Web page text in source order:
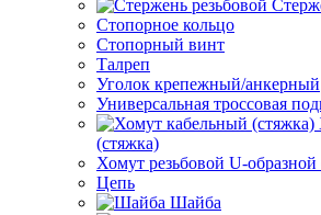
Стопорное кольцо
Стопорный винт
Талреп
Уголок крепежный/анкерный
Универсальная троссовая
(стяжка)
Хомут резьбовой U-
Цепь
Шайба